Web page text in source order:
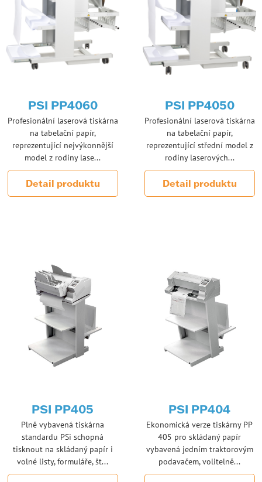
PSI PP4060
Profesionální laserová tiskárna
na tabelační papír,
reprezentující nejvýkonnější
model z rodiny lase...
Detail produktu
PSI PP4050
Profesionální laserová tiskárna
na tabelační papír,
reprezentující střední model z
rodiny laserových...
Detail produktu
PSI PP405
Plně vybavená tiskárna
standardu PSi schopná
tisknout na skládaný papír i
volné listy, formuláře, št...
PSI PP404
Ekonomická verze tiskárny PP
405 pro skládaný papír
vybavená jedním traktorovým
podavačem, volitelně...